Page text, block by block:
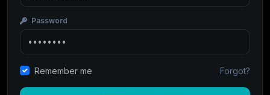
Password
Remember me Forgot?